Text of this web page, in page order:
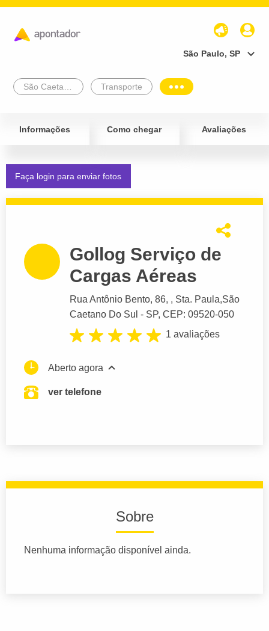
São Paulo, SP
Transporte
Informações Como chegar Avaliações
Faça login para enviar fotos
Gollog Serviço de
Cargas Aéreas
Rua Antônio Bento, 86, , Sta. Paula,São
Caetano Do Sul - SP, CEP: 09520-050
1 avaliações
Aberto agora
ver telefone
Sobre
Nenhuma informação disponível ainda.